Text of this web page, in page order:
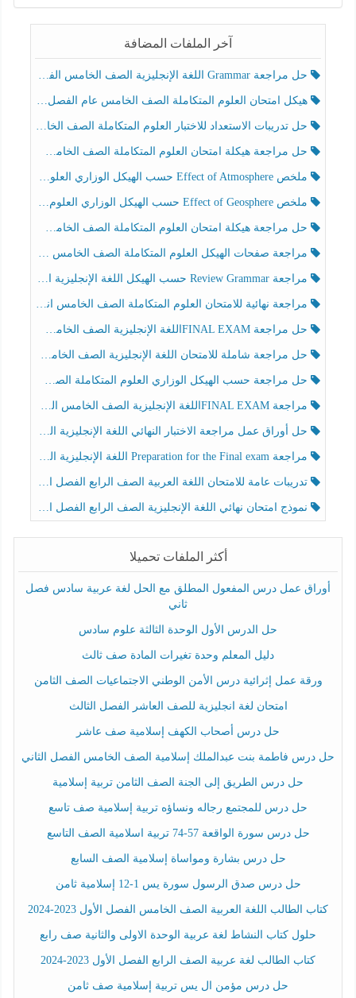
آخر الملفات المضافة
حل مراجعة Grammar اللغة الإنجليزية الصف الخامس الفصل الثالث
هيكل امتحان العلوم المتكاملة الصف الخامس عام الفصل الدراسي الثالث 2025-2026
حل تدريبات الاستعداد للاختبار العلوم المتكاملة الصف الخامس عام الفصل الثالث
حل مراجعة هيكلة امتحان العلوم المتكاملة الصف الخامس انسبير الفصل الثالث
ملخص Effect of Atmosphere حسب الهيكل الوزاري العلوم المتكاملة الصف الخامس انسبير الفصل الثالث
ملخص Effect of Geosphere حسب الهيكل الوزاري العلوم المتكاملة الصف الخامس انسبير الفصل الثالث
حل مراجعة هيكلة امتحان العلوم المتكاملة الصف الخامس عام الفصل الثالث
مراجعة صفحات الهيكل العلوم المتكاملة الصف الخامس انسبير الفصل الثالث
مراجعة Review Grammar حسب الهيكل اللغة الإنجليزية الصف الخامس الفصل الثالث
مراجعة نهائية للامتحان العلوم المتكاملة الصف الخامس انسبير الفصل الثالث
حل مراجعة FINAL EXAMاللغة الإنجليزية الصف الخامس الفصل الثالث
حل مراجعة شاملة للامتحان اللغة الإنجليزية الصف الخامس الفصل الثالث
حل مراجعة حسب الهيكل الوزاري العلوم المتكاملة الصف الخامس عام الفصل الثالث
مراجعة FINAL EXAMاللغة الإنجليزية الصف الخامس الفصل الثالث
حل أوراق عمل مراجعة الاختبار النهائي اللغة الإنجليزية الصف الرابع الفصل الثالث
مراجعة Preparation for the Final exam اللغة الإنجليزية الصف الرابع الفصل الثالث
تدريبات عامة للامتحان اللغة العربية الصف الرابع الفصل الثالث
نموذج امتحان نهائي اللغة الإنجليزية الصف الرابع الفصل الثالث
أكثر الملفات تحميلا
أوراق عمل درس المفعول المطلق مع الحل لغة عربية سادس فصل
ثاني
حل الدرس الأول الوحدة الثالثة علوم سادس
دليل المعلم وحدة تغيرات المادة صف ثالث
ورقة عمل إثرائية درس الأمن الوطني الاجتماعيات الصف الثامن
امتحان لغة انجليزية للصف العاشر الفصل الثالث
حل درس أصحاب الكهف إسلامية صف عاشر
حل درس فاطمة بنت عبدالملك إسلامية الصف الخامس الفصل الثاني
حل درس الطريق إلى الجنة الصف الثامن تربية إسلامية
حل درس للمجتمع رجاله ونساؤه تربية إسلامية صف تاسع
حل درس سورة الواقعة 57-74 تربية اسلامية الصف التاسع
حل درس بشارة ومواساة إسلامية الصف السابع
حل درس صدق الرسول سورة يس 1-12 إسلامية ثامن
كتاب الطالب اللغة العربية الصف الخامس الفصل الأول 2023-2024
حلول كتاب النشاط لغة عربية الوحدة الاولى والثانية صف رابع
كتاب الطالب لغة عربية الصف الرابع الفصل الأول 2023-2024
حل درس مؤمن ال يس تربية إسلامية صف ثامن